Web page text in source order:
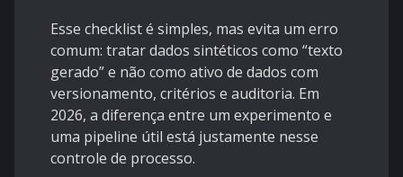
Esse checklist é simples, mas evita um erro
comum: tratar dados sintéticos como “texto
gerado” e não como ativo de dados com
versionamento, critérios e auditoria. Em
2026, a diferença entre um experimento e
uma pipeline útil está justamente nesse
controle de processo.